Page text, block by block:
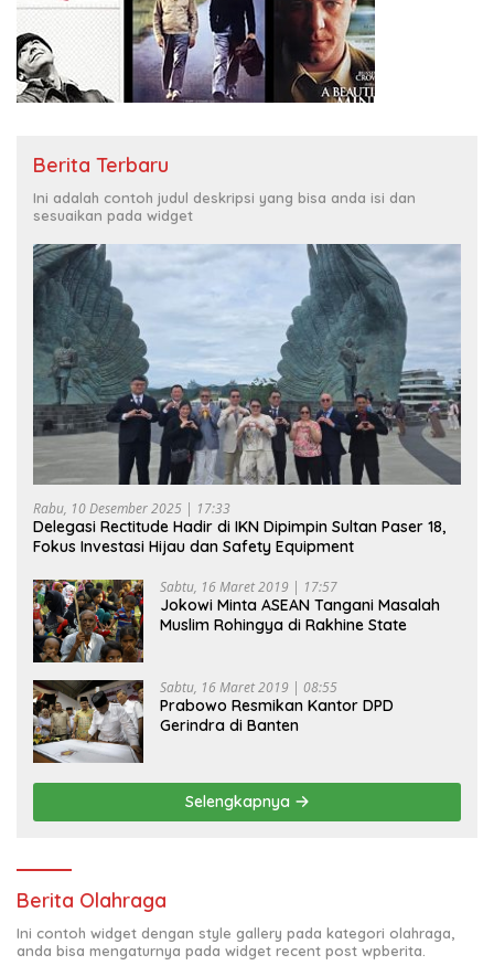
Berita Terbaru
Ini adalah contoh judul deskripsi yang bisa anda isi dan
sesuaikan pada widget
Rabu, 10 Desember 2025 | 17:33
Delegasi Rectitude Hadir di IKN Dipimpin Sultan Paser 18,
Fokus Investasi Hijau dan Safety Equipment
Sabtu, 16 Maret 2019 | 17:57
Jokowi Minta ASEAN Tangani Masalah
Muslim Rohingya di Rakhine State
Sabtu, 16 Maret 2019 | 08:55
Prabowo Resmikan Kantor DPD
Gerindra di Banten
Selengkapnya
Berita Olahraga
Ini contoh widget dengan style gallery pada kategori olahraga,
anda bisa mengaturnya pada widget recent post wpberita.